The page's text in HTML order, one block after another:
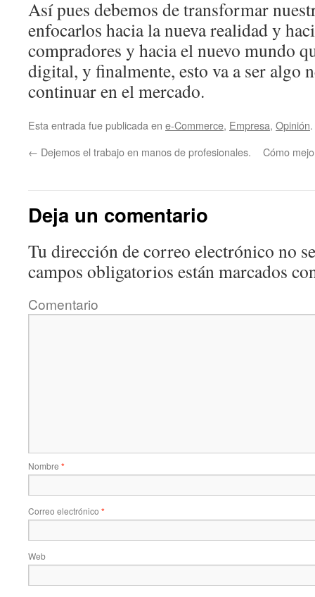
Así pues debemos de transformar
enfocarlos hacia la nueva realidad y
compradores y hacia el nuevo mundo
digital, y finalmente, esto va a ser algo
continuar en el mercado.
Esta entrada fue publicada en e-Commerce, Empresa, Opinión
← Dejemos el trabajo en manos de profesionales. Cómo
Deja un comentario
Tu dirección de correo electrónico no
campos obligatorios están marcados
Comentario
Nombre *
Correo electrónico *
Web